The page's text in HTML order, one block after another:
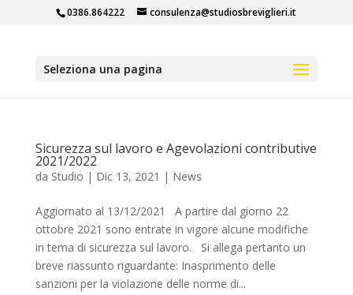
0386.864222 consulenza@studiosbreviglieri.it
Seleziona una pagina
Sicurezza sul lavoro e Agevolazioni contributive
2021/2022
da Studio | Dic 13, 2021 | News
Aggiornato al 13/12/2021 A partire dal giorno 22
ottobre 2021 sono entrate in vigore alcune modifiche
in tema di sicurezza sul lavoro. Si allega pertanto un
breve riassunto riguardante: Inasprimento delle
sanzioni per la violazione delle norme di...